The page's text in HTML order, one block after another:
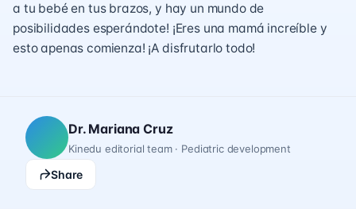
a tu bebé en tus brazos, y hay un mundo de
posibilidades esperándote! ¡Eres una mamá increíble y
esto apenas comienza! ¡A disfrutarlo todo!
Dr. Mariana Cruz
Kinedu editorial team · Pediatric development
Share